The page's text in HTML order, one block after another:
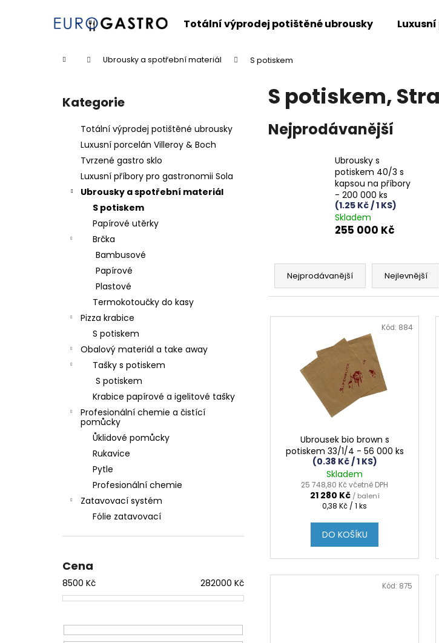
Totální výprodej potištěné ubrousky Luxusní
Domů Ubrousky a spotřební materiál S potiskem
Přeskočit
kategorie
Kategorie
Totální výprodej potištěné ubrousky
Luxusní porcelán Villeroy & Boch
Tvrzené gastro sklo
Luxusní příbory pro gastronomii Sola
Ubrousky a spotřební materiál
S potiskem
Papírové utěrky
Brčka
Bambusové
Papírové
Plastové
Termokotoučky do kasy
Pizza krabice
S potiskem
Obalový materiál a take away
Tašky s potiskem
S potiskem
Krabice papírové a igelitové tašky
Profesionální chemie a čistící
pomůcky
Ůklidové pomůcky
Rukavice
Pytle
Profesionální chemie
Zatavovací systém
Fólie zatavovací
Cena
8500 Kč 282000 Kč
S potiskem,
Nejprodávanější
Ubrousky s
potiskem 40/3 s
kapsou na příbory
- 200 000 ks
(1.25 Kč / 1 KS)
Skladem
255 000 Kč
Ř
z
Nejprodávanější Nejlevnější
V
Ubrousek bio brown s
potiskem 33/1/4 - 56 000 ks
(0.38 Kč / 1 KS)
Skladem
25 748,80 Kč včetně DPH
21 280 Kč / balení
Měrná
0,38 Kč / 1 ks
DO KOŠÍKU
Kód: 884
Kód: 875
Zpět
Zpět
Co potřebujete najít?
Doporučujeme